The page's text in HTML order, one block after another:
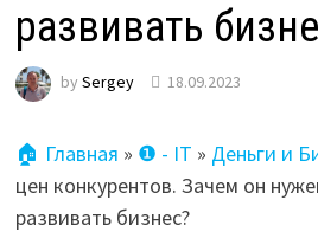
развивать
by Sergey 18.09.2023
🏠 Главная » ❶ - IT » Деньги и
цен конкурентов. Зачем он
развивать бизнес?